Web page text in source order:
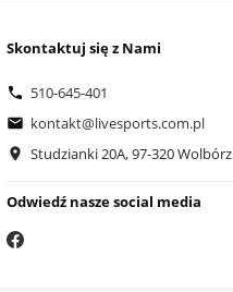
Skontaktuj się z Nami
510-645-401
kontakt@livesports.com.pl
Studzianki 20A, 97-320 Wolbórz
Odwiedź nasze social media